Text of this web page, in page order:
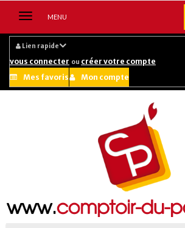
Lien rapide
vous connecter ou créer votre compte
Mes favoris
Mon compte
Navigation
MENU